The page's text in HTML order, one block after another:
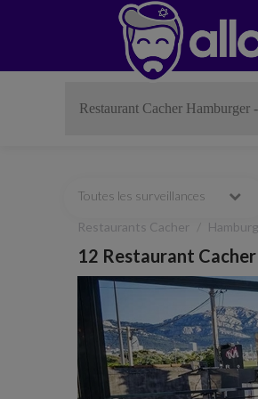
Toutes les surveillances
Restaurants Cacher
12 Restaurant Cacher
Previous